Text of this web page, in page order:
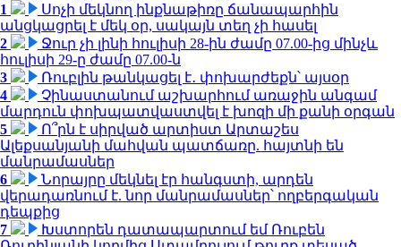
1
Սոչի մեկնող ինքնաթիռը ճանապարհին
անցկացրել է մեկ օր, սակայն տեղ չի հասել
2
Ջուր չի լինի հուլիսի 28-ին ժամը 07.00-ից մինչև
հուլիսի 29-ը ժամը 07.00-ն
3
Ռուբլին թանկացել է․ փոխարժեքն՝ այսօր
4
Չինաստանում աշխարհում առաջին անգամ
մարդուն փոխպատվաստվել է խոզի մի քանի օրգան
5
Ո՞րն է սիրված արտիստ Արտաշես
Ալեքսանյանի մահվան պատճառը. հայտնի են
մանրամասներ
6
Նորայրը մեկնել էր հանգստի, արդեն
վերադառնում է. նոր մանրամասներ՝ ողբերգական
դեպքից
7
Խստորեն դատապարտում եմ Ռուբեն